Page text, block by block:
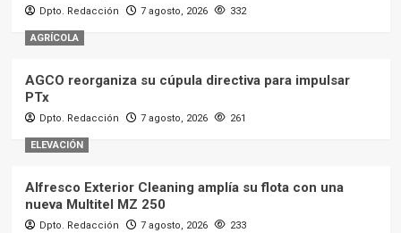
Dpto. Redacción 7 agosto, 2026 332
AGRÍCOLA
AGCO reorganiza su cúpula directiva para impulsar
PTx
Dpto. Redacción 7 agosto, 2026 261
ELEVACIÓN
Alfresco Exterior Cleaning amplía su flota con una
nueva Multitel MZ 250
Dpto. Redacción 7 agosto, 2026 233